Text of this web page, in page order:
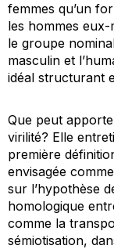
femmes qu’un
les hommes eux-
le groupe
masculin et
idéal structurant
Que peut
virilité? Elle
première
envisagée
sur l’hypothèse
homologique
comme la
sémiotisation,